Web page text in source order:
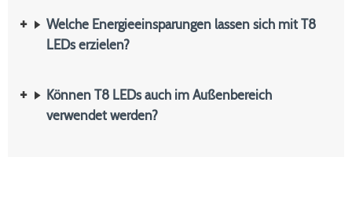
Welche Energieeinsparungen lassen sich mit T8
LEDs erzielen?
Können T8 LEDs auch im Außenbereich
verwendet werden?